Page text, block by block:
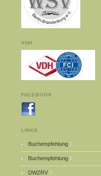
VDH
FACEBOOK
LINKS
Buchempfehlung 0
Buchempfehlung 0
DWZRV 0